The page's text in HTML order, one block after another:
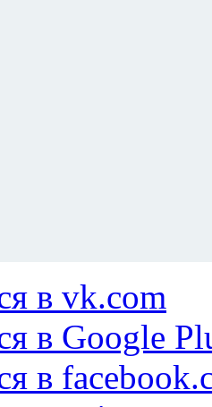
в vk.com
в Google
в